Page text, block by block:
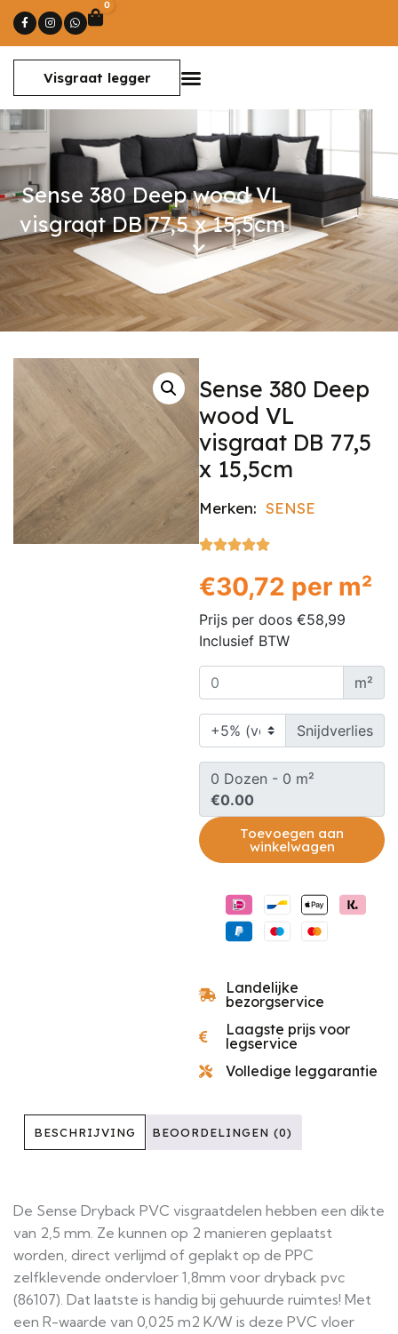
0
Visgraat legger
Sense 380 Deep wood VL
visgraat DB 77,5 x 15,5cm
Sense 380 Deep
wood VL
visgraat DB 77,5
x 15,5cm
Merken: SENSE

€30,72 per m²
Prijs per doos €58,99
Inclusief BTW
m²
Snijdverlies
0 Dozen - 0 m²
€0.00
Toevoegen aan
winkelwagen
Landelijke
bezorgservice
Laagste prijs voor
legservice
Volledige leggarantie
BESCHRIJVING BEOORDELINGEN (0)
De Sense Dryback PVC visgraatdelen hebben een dikte
van 2,5 mm. Ze kunnen op 2 manieren geplaatst
worden, direct verlijmd of geplakt op de PPC
zelfklevende ondervloer 1,8mm voor dryback pvc
(86107). Dat laatste is handig bij gehuurde ruimtes! Met
een R-waarde van 0,025 m2 K/W is deze PVC vloer